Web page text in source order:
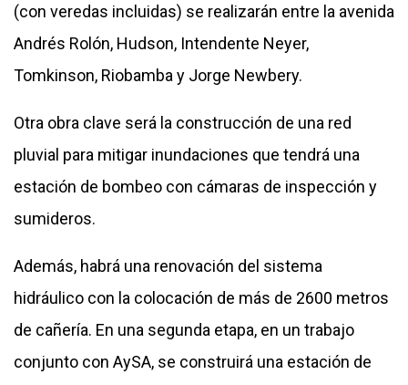
(con veredas incluidas) se realizarán entre la avenida
Andrés Rolón, Hudson, Intendente Neyer,
Tomkinson, Riobamba y Jorge Newbery.
Otra obra clave será la construcción de una red
pluvial para mitigar inundaciones que tendrá una
estación de bombeo con cámaras de inspección y
sumideros.
Además, habrá una renovación del sistema
hidráulico con la colocación de más de 2600 metros
de cañería. En una segunda etapa, en un trabajo
conjunto con AySA, se construirá una estación de